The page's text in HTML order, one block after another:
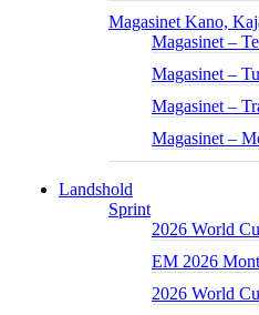
Magasinet Kano,
Magasinet –
Magasinet –
Magasinet –
Magasinet –
Landshold
Sprint
2026 World
EM 2026
2026 World